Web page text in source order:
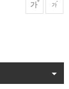
가 가